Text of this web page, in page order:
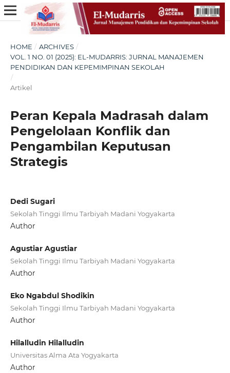
HOME / ARCHIVES /
VOL. 1 NO. 01 (2025): EL-MUDARRIS: JURNAL MANAJEMEN
PENDIDIKAN DAN KEPEMIMPINAN SEKOLAH
/
Artikel
Peran Kepala Madrasah dalam
Pengelolaan Konflik dan
Pengambilan Keputusan
Strategis
Dedi Sugari
Sekolah Tinggi Ilmu Tarbiyah Madani Yogyakarta
Author
Agustiar Agustiar
Sekolah Tinggi Ilmu Tarbiyah Madani Yogyakarta
Author
Eko Ngabdul Shodikin
Sekolah Tinggi Ilmu Tarbiyah Madani Yogyakarta
Author
Hilalludin Hilalludin
Universitas Alma Ata Yogyakarta
Author